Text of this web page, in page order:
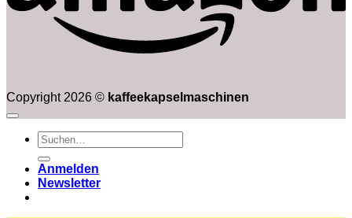
Copyright 2026 © kaffeekapselmaschinen
Suchen
nach:
Anmelden
Newsletter